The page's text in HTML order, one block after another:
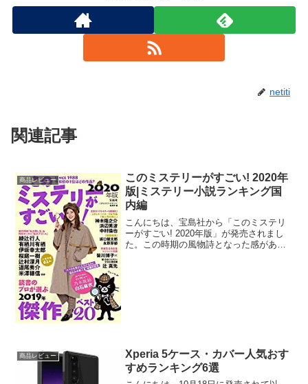
netiti
関連記事
商品レビュー
このミステリーがすごい! 2020年
版|ミステリー小説ランキング国
内編
こんにちは、宝島社から「このミステリ
ーがすごい! 2020年版」が発売されまし
た。この時期の風物詩となった感がある
商品レビュー
Xperia 5ケース・カバー人気おす
すめランキング6選